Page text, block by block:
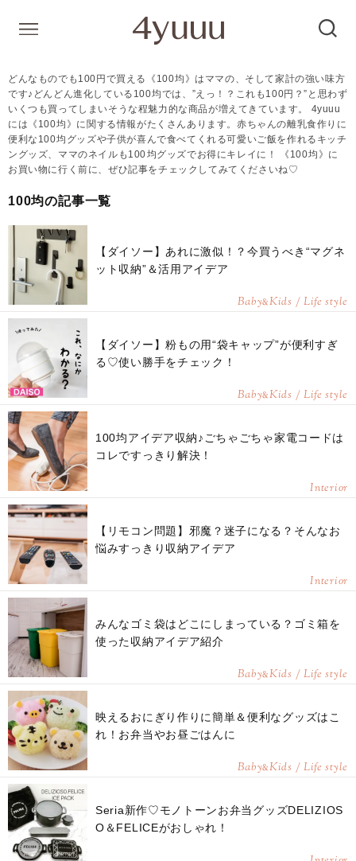
どんなものでも100円で買える《100均》はママの、そして家計の強い味方
です♪どんどん進化している100均では、”えっ！？これも100円？”と思わず
いくつも買ってしまいそうな程魅力的な商品が増えてきています。 4yuuu
には《100均》に関する情報がたくさんあります。赤ちゃんの離乳食作りに
便利な100均グッズや子供が喜んで食べてくれる可愛いご飯を作れるキッチ
ングッズ、ママのネイルも100均グッズでお得にキレイに！ 《100均》に
お買い物に行く前に、ぜひ記事をチェックしてみてくださいね♡
100均の記事一覧
【ダイソー】あれに激似！？今買うべき“マグネ
ット収納”＆活用アイデア
Baby&Kids / Life style
【ダイソー】粉もの用“袋キャップ”が便利すぎ
る♡使い勝手をチェック！
Baby&Kids / Life style
100均アイデア収納♪ごちゃごちゃ家電コードは
コレですっきり解決！
Interior
【リモコン問題】邪魔？迷子になる？そんなお
悩みすっきり収納アイデア
Interior
みんなゴミ袋はどこにしまっている？ゴミ箱を
使った収納アイデア紹介
Baby&Kids / Life style
映えるおにぎり作りに簡単＆便利なグッズはこ
れ！お弁当やお昼ごはんに
Baby&Kids / Life style
Seria新作♡モノトーンお弁当グッズDELIZIOS
O＆FELICEがおしゃれ！